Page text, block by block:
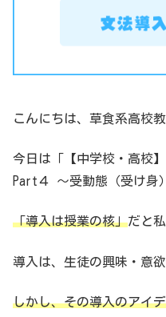
こんにちは、草食系高校教
今日は「【中学校・高校
Part４ 〜受動態（受け身
「導入は授業の核」だと
導入は、生徒の興味・意
しかし、その導入のアイ